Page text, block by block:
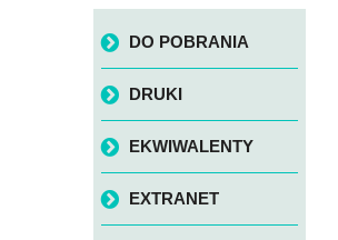
DO POBRANIA
DRUKI
EKWIWALENTY
EXTRANET